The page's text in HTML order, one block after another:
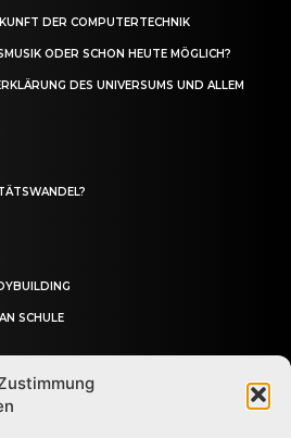
DER COMPUTERTECHNIK
ODER SCHON HEUTE MÖGLICH?
DES UNIVERSUMS UND ALLEM
SCHULE